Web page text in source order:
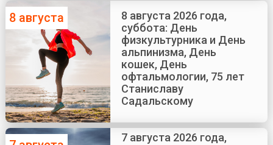
8 августа
8 августа 2026 года,
суббота: День
физкультурника и День
альпинизма, День
кошек, День
офтальмологии, 75 лет
Станиславу
Садальскому
7 августа 2026 года,